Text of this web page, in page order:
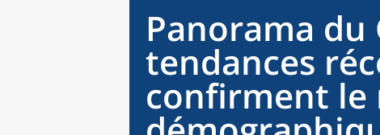
Panorama du
tendances
confirment le